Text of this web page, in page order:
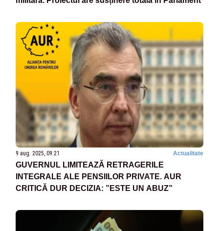
9 aug. 2025, 09:21 Actualitate
GUVERNUL LIMITEAZĂ RETRAGERILE
INTEGRALE ALE PENSIILOR PRIVATE. AUR
CRITICĂ DUR DECIZIA: ”ESTE UN ABUZ”